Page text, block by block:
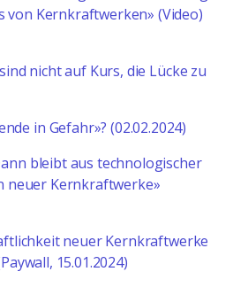
von Kernkraftwerken» (Video)
nicht auf Kurs, die Lücke zu
in Gefahr»? (02.02.2024)
bleibt aus technologischer
neuer Kernkraftwerke»
neuer Kernkraftwerke
15.01.2024)